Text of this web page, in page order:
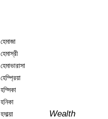
হেমাজা
হেমাস্রী
হেমাভারাসা
হেম্প্রিয়া
হম্সিকা
হনিকা
হসাল্য়া
Wealth